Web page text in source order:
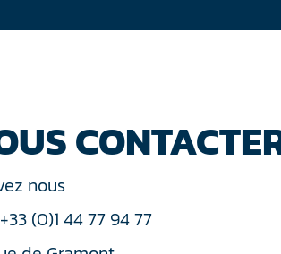
nous
(0)1 44 77 94 77